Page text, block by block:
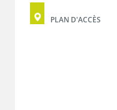
PLAN D'ACCÈS